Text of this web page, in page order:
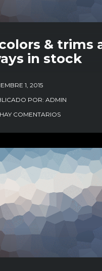
& trims
in stock
1, 2015
POR: ADMIN
COMENTARIOS